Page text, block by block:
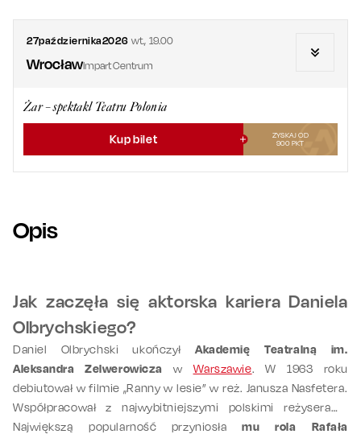
27października2026 wt.,19.00
WrocławImpart Centrum
Żar – spektakl Teatru Polonia
Kup bilet
ZYSKAJ OD
900 PKT
Opis
Jak zaczęła się aktorska kariera Daniela
Olbrychskiego?
Daniel Olbrychski ukończyłAkademię Teatralną im.
Aleksandra Zelwerowicza wWarszawie. W 1963 roku
debiutował w filmie „Ranny w lesie” w reż. Janusza Nasfetera.
Współpracował z najwybitniejszymi polskimi reżyserami.
Największą popularność przyniosłamu rola Rafała